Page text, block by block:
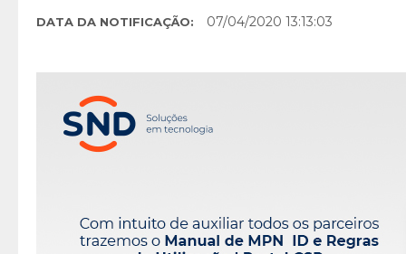
DATA DA NOTIFICAÇÃO: 07/04/2020 13:13:03